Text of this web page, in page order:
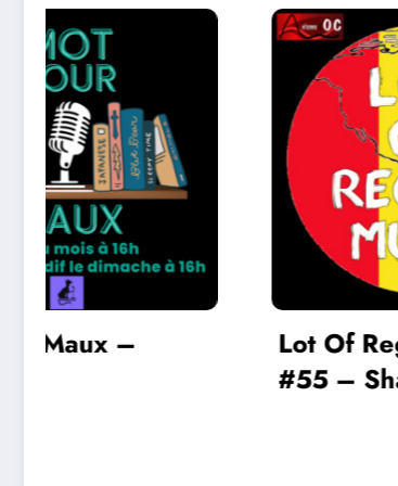
Lot Of Reggae Music